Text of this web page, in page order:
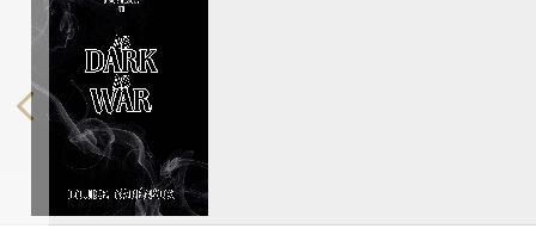
Previous